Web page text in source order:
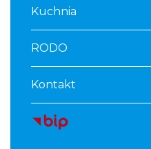
Kuchnia
RODO
Kontakt